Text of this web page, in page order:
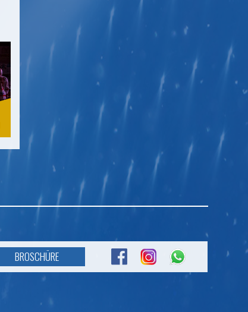
BROSCHÜRE